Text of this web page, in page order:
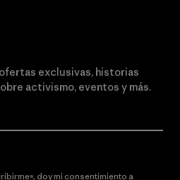
exclusivas, historias
activismo, eventos y más.
doy mi consentimiento a